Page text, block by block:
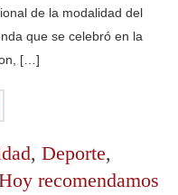
de la modalidad del
que se celebró en la
[…]
, Deporte,
recomendamos